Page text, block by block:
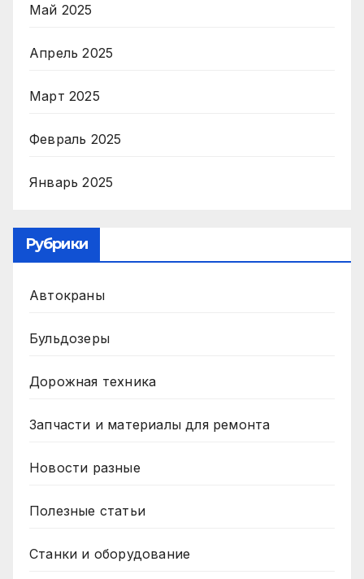
Май 2025
Апрель 2025
Март 2025
Февраль 2025
Январь 2025
Рубрики
Автокраны
Бульдозеры
Дорожная техника
Запчасти и материалы для ремонта
Новости разные
Полезные статьи
Станки и оборудование